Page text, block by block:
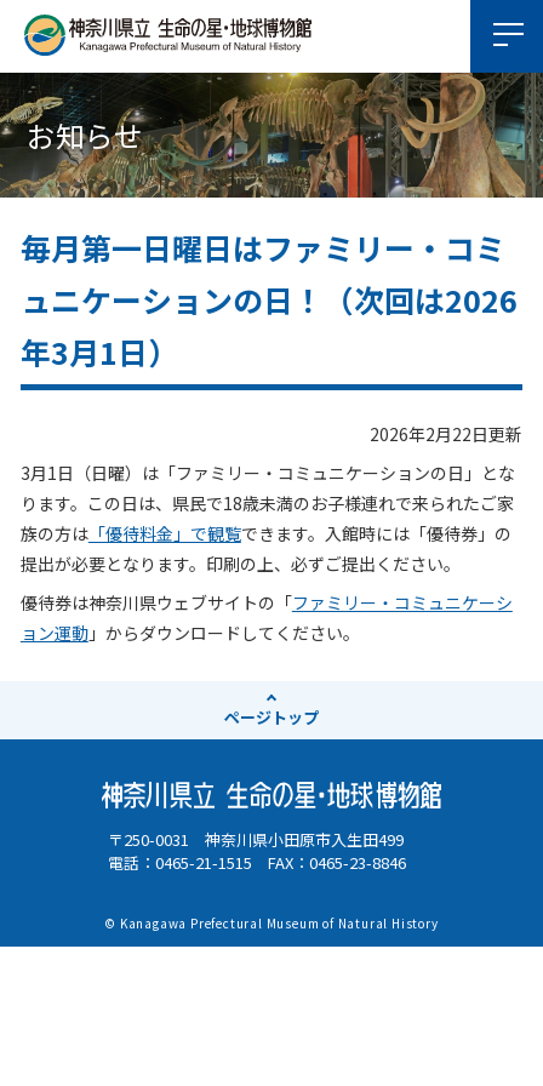
お知らせ
毎月第一日曜日はファミリー・コミ
ュニケーションの日！（次回は2026
年3月1日）
2026年2月22日更新
3月1日（日曜）は「ファミリー・コミュニケーションの日」とな
ります。この日は、県民で18歳未満のお子様連れで来られたご家
族の方は「優待料金」で観覧できます。入館時には「優待券」の
提出が必要となります。印刷の上、必ずご提出ください。
優待券は神奈川県ウェブサイトの「ファミリー・コミュニケーシ
ョン運動」からダウンロードしてください。
ページトップ
〒250-0031 神奈川県小田原市入生田499
電話：0465-21-1515 FAX：0465-23-8846
© Kanagawa Prefectural Museum of Natural History